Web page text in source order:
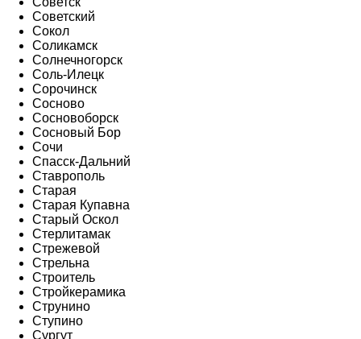
Советский
Сокол
Соликамск
Солнечногорск
Соль-Илецк
Сорочинск
Сосново
Сосновоборск
Сосновый Бор
Сочи
Спасск-Дальний
Ставрополь
Старая
Старая Купавна
Старый Оскол
Стерлитамак
Стрежевой
Стрельна
Строитель
Стройкерамика
Струнино
Ступино
Сургут